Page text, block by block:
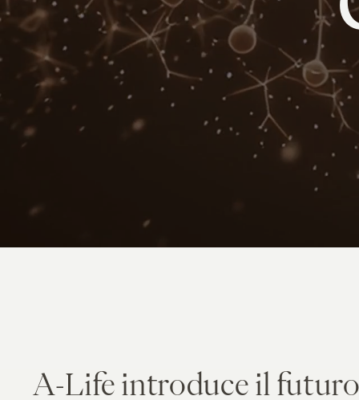
A-Life introduce il